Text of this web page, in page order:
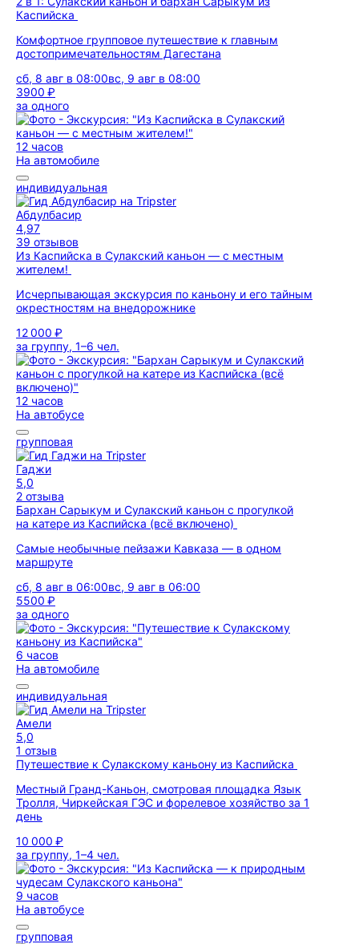
Каспийска
Комфортное групповое путешествие к главным
достопримечательностям Дагестана
сб, 8 авг в 08:00вс, 9 авг в 08:00
3900 ₽
за одного
12 часов
На автомобиле
индивидуальная
Абдулбасир
4,97
39 отзывов
Из Каспийска в Сулакский каньон — с местным
жителем!
Исчерпывающая экскурсия по каньону и его тайным
окрестностям на внедорожнике
12 000 ₽
за группу, 1–6 чел.
12 часов
На автобусе
групповая
Гаджи
5,0
2 отзыва
Бархан Сарыкум и Сулакский каньон с прогулкой
на катере из Каспийска (всё включено)
Самые необычные пейзажи Кавказа — в одном
маршруте
сб, 8 авг в 06:00вс, 9 авг в 06:00
5500 ₽
за одного
6 часов
На автомобиле
индивидуальная
Амели
5,0
1 отзыв
Путешествие к Сулакскому каньону из Каспийска
Местный Гранд-Каньон, смотровая площадка Язык
Тролля, Чиркейская ГЭС и форелевое хозяйство за 1
день
10 000 ₽
за группу, 1–4 чел.
9 часов
На автобусе
групповая